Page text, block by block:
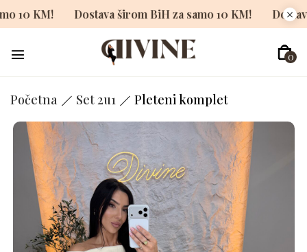
samo 10 KM! Dostava širom BiH za samo 10 KM!
0
Početna Set 2u1 Pleteni komplet